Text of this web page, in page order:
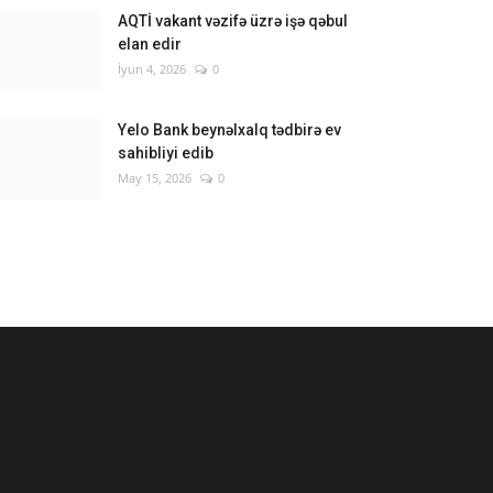
AQTİ vakant vəzifə üzrə işə qəbul
elan edir
İyun 4, 2026 0
Yelo Bank beynəlxalq tədbirə ev
sahibliyi edib
May 15, 2026 0